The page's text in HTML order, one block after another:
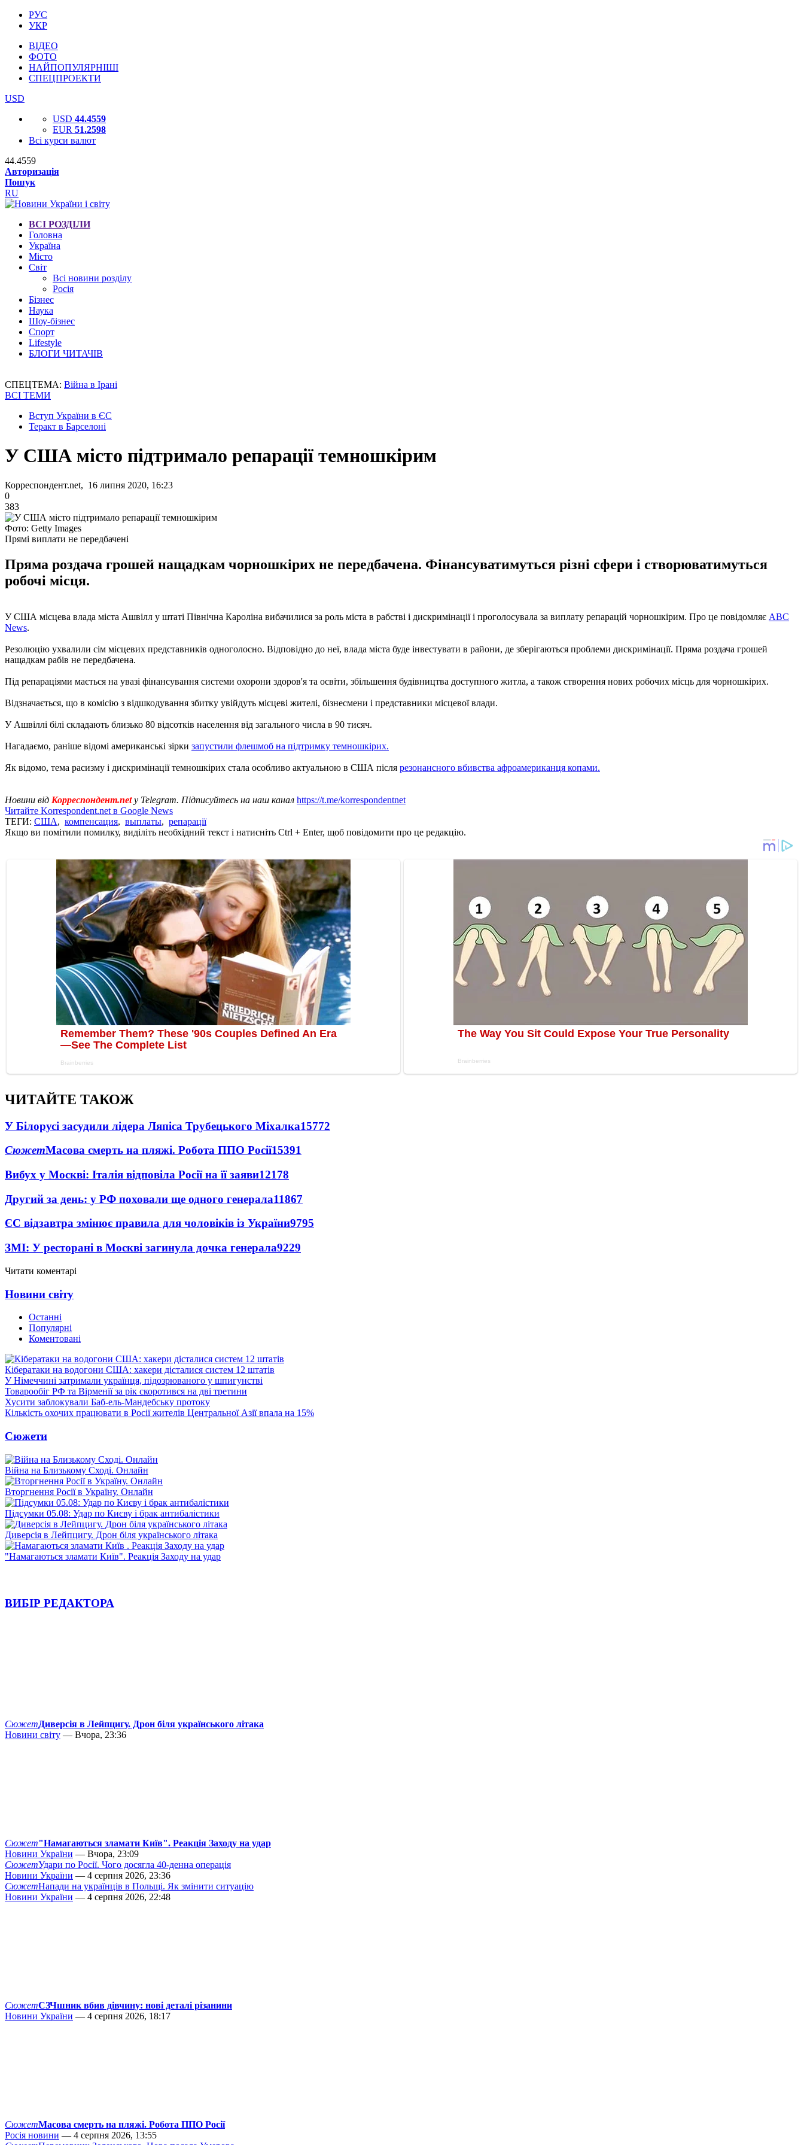
РУС
УКР
ВІДЕО
ФОТО
НАЙПОПУЛЯРНІШІ
СПЕЦПРОЕКТИ
USD
USD 44.4559
EUR 51.2598
Всі курси валют
44.4559
Авторизація
Пошук
RU
ВСІ РОЗДІЛИ
Головна
Україна
Місто
Світ
Всі новини розділу
Росія
Бізнес
Наука
Шоу-бізнес
Спорт
Lifestyle
БЛОГИ ЧИТАЧІВ
СПЕЦТЕМА: Війна в Ірані
ВСІ ТЕМИ
Вступ України в ЄС
Теракт в Барселоні
У США місто підтримало репарації темношкірим
Корреспондент.net, 16 липня 2020, 16:23
0
383
Фото: Getty Images
Прямі виплати не передбачені
Пряма роздача грошей нащадкам чорношкірих не передбачена. Фінансуватимуться різні сфери і створюватимуться
робочі місця.
У США місцева влада міста Ашвілл у штаті Північна Кароліна вибачилися за роль міста в рабстві і дискримінації і проголосувала за виплату репарацій чорношкірим. Про це повідомляє ABC
News.
Резолюцію ухвалили сім місцевих представників одноголосно. Відповідно до неї, влада міста буде інвестувати в райони, де зберігаються проблеми дискримінації. Пряма роздача грошей
нащадкам рабів не передбачена.
Під репараціями мається на увазі фінансування системи охорони здоров'я та освіти, збільшення будівництва доступного житла, а також створення нових робочих місць для чорношкірих.
Відзначається, що в комісію з відшкодування збитку увійдуть місцеві жителі, бізнесмени і представники місцевої влади.
У Ашвіллі білі складають близько 80 відсотків населення від загального числа в 90 тисяч.
Нагадаємо, раніше відомі американські зірки запустили флешмоб на підтримку темношкірих.
Як відомо, тема расизму і дискримінації темношкірих стала особливо актуальною в США після резонансного вбивства афроамериканця копами.
Новини від Корреспондент.net у Telegram. Підписуйтесь на наш канал https://t.me/korrespondentnet
Читайте Korrespondent.net в Google News
ТЕГИ: США, компенсация, выплаты, репарації
Якщо ви помітили помилку, виділіть необхідний текст і натисніть Ctrl + Enter, щоб повідомити про це редакцію.
ЧИТАЙТЕ ТАКОЖ
У Білорусі засудили лідера Ляпіса Трубецького Міхалка15772
СюжетМасова смерть на пляжі. Робота ППО Росії15391
Вибух у Москві: Італія відповіла Росії на її заяви12178
Другий за день: у РФ поховали ще одного генерала11867
ЄС відзавтра змінює правила для чоловіків із України9795
ЗМІ: У ресторані в Москві загинула дочка генерала9229
Читати коментарі
Новини світу
Останні
Популярні
Коментовані
Кібератаки на водогони США: хакери дісталися систем 12 штатів
У Німеччині затримали українця, підозрюваного у шпигунстві
Товарообіг РФ та Вірменії за рік скоротився на дві третини
Хусити заблокували Баб-ель-Мандебську протоку
Кількість охочих працювати в Росії жителів Центральної Азії впала на 15%
Сюжети
Війна на Близькому Сході. Онлайн
Вторгнення Росії в Україну. Онлайн
Підсумки 05.08: Удар по Києву і брак антибалістики
Диверсія в Лейпцигу. Дрон біля українського літака
"Намагаються зламати Київ". Реакція Заходу на удар
ВИБІР РЕДАКТОРА
СюжетДиверсія в Лейпцигу. Дрон біля українського літака
Новини світу — Вчора, 23:36
Сюжет"Намагаються зламати Київ". Реакція Заходу на удар
Новини України — Вчора, 23:09
СюжетУдари по Росії. Чого досягла 40-денна операція
Новини України — 4 серпня 2026, 23:36
СюжетНапади на українців в Польщі. Як змінити ситуацію
Новини України — 4 серпня 2026, 22:48
СюжетСЗЧшник вбив дівчину: нові деталі різанини
Новини України — 4 серпня 2026, 18:17
СюжетМасова смерть на пляжі. Робота ППО Росії
Росія новини — 4 серпня 2026, 13:55